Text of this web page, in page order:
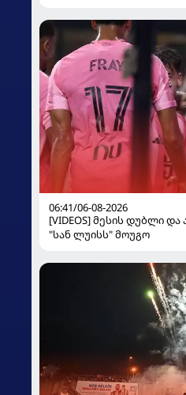
06:41/06-08-2026
[VIDEOS] მესის დუბლი და
"სან ლუისს" მოუგო